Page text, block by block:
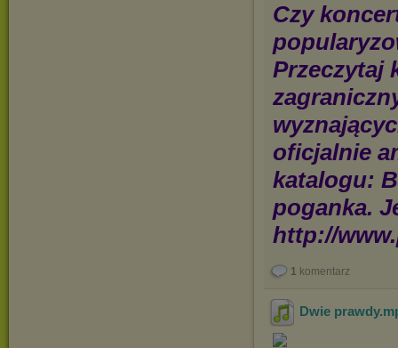
Czy
Przeczytaj
oficjalnie
katalogu:
poganka.
http://
1 komentarz
Dwie prawdy